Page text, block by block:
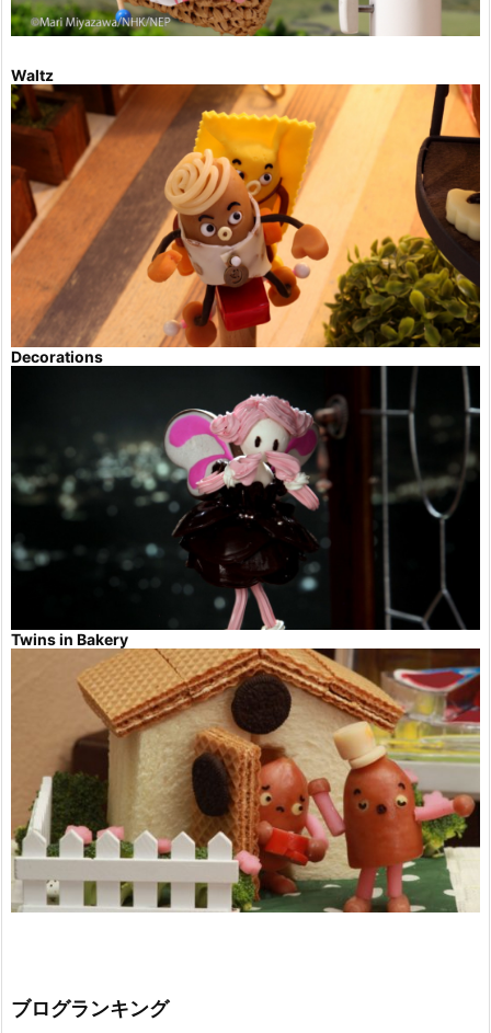
Waltz
Decorations
Twins in Bakery
ブログランキング